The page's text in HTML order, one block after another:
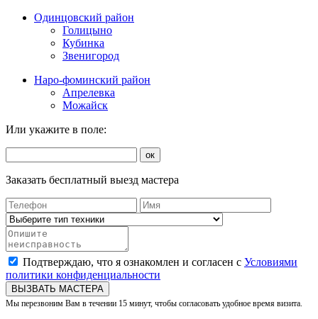
Одинцовский район
Голицыно
Кубинка
Звенигород
Наро-фоминский район
Апрелевка
Можайск
Или укажите в поле:
ок
Заказать бесплатный выезд мастера
Подтверждаю, что я ознакомлен и согласен с Условиями
политики конфиденциальности
ВЫЗВАТЬ МАСТЕРА
Мы перезвоним Вам в течении 15 минут, чтобы согласовать удобное время визита.